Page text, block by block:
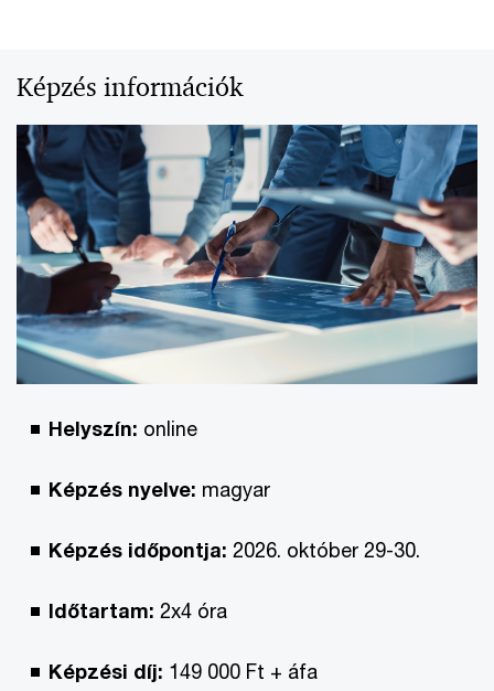
Képzés információk
Helyszín: online
Képzés nyelve: magyar
Képzés időpontja: 2026. október 29-30.
Időtartam: 2x4 óra
Képzési díj: 149 000 Ft + áfa